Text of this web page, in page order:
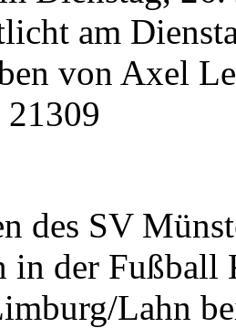
am
von Axel
des SV
in der
Lahn